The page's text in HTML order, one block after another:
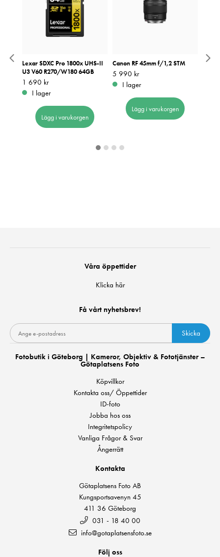
Lexar SDXC Pro 1800x UHS-II
U3 V60 R270/W180 64GB
Pris:1 690 kr
1 690 kr
I lager
Lägg i varukorgen
Canon RF 45mm f/1,2 STM
Pris:5 990 kr
5 990 kr
I lager
Lägg i varukorgen
NiSi
Våra öppettider
Klicka här
Få vårt nyhetsbrev!
Skicka
Fotobutik i Göteborg | Kameror, Objektiv & Fototjänster –
Götaplatsens Foto
Köpvillkor
Kontakta oss/ Öppettider
ID-foto
Jobba hos oss
Integritetspolicy
Vanliga Frågor & Svar
Ångerrätt
Kontakta
Götaplatsens Foto AB
Kungsportsavenyn 45
411 36 Göteborg
031 - 18 40 00
info@gotaplatsensfoto.se
Följ oss